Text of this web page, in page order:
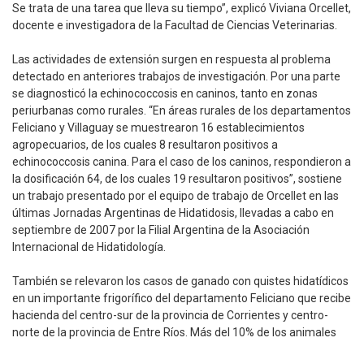
Se trata de una tarea que lleva su tiempo”, explicó Viviana Orcellet,
docente e investigadora de la Facultad de Ciencias Veterinarias.
Las actividades de extensión surgen en respuesta al problema
detectado en anteriores trabajos de investigación. Por una parte
se diagnosticó la echinococcosis en caninos, tanto en zonas
periurbanas como rurales. “En áreas rurales de los departamentos
Feliciano y Villaguay se muestrearon 16 establecimientos
agropecuarios, de los cuales 8 resultaron positivos a
echinococcosis canina. Para el caso de los caninos, respondieron a
la dosificación 64, de los cuales 19 resultaron positivos”, sostiene
un trabajo presentado por el equipo de trabajo de Orcellet en las
últimas Jornadas Argentinas de Hidatidosis, llevadas a cabo en
septiembre de 2007 por la Filial Argentina de la Asociación
Internacional de Hidatidología.
También se relevaron los casos de ganado con quistes hidatídicos
en un importante frigorífico del departamento Feliciano que recibe
hacienda del centro-sur de la provincia de Corrientes y centro-
norte de la provincia de Entre Ríos. Más del 10% de los animales